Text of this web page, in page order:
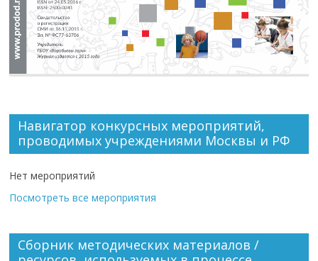
Навигатор конкурсных мероприятий,
проводимых учреждениями Москвы и РФ
Нет мероприятий
Посмотреть все мероприятия
Сборник методических материалов /